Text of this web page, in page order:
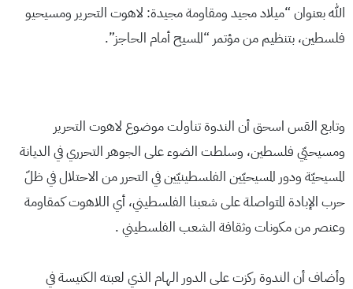
الله بعنوان “ميلاد مجيد ومقاومة مجيدة: لاهوت التحرير ومسيحيو
فلسطين، بتنظيم من مؤتمر “المسيح أمام الحاجز”.
وتابع القس اسحق أن الندوة تناولت موضوع لاهوت التحرير
ومسيحيّي فلسطين، وسلطت الضوء على الجوهر التحرري في الديانة
المسيحيّة ودور المسيحيّين الفلسطينيّين في التحرر من الاحتلال في ظلّ
حرب الإبادة المتواصلة على شعبنا الفلسطيني، أي اللاهوت كمقاومة
وعنصر من مكونات وثقافة الشعب الفلسطيني .
وأضاف أن الندوة ركزت على الدور الهام الذي لعبته الكنيسة في